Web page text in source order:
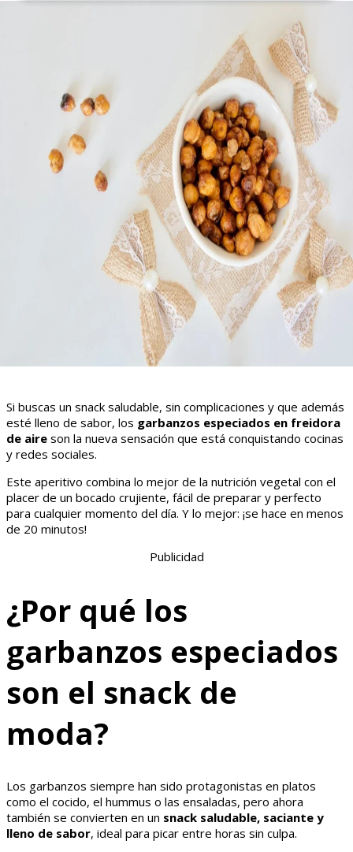
Si buscas un snack saludable, sin complicaciones y que además
esté lleno de sabor, los garbanzos especiados en freidora
de aire son la nueva sensación que está conquistando cocinas
y redes sociales.
Este aperitivo combina lo mejor de la nutrición vegetal con el
placer de un bocado crujiente, fácil de preparar y perfecto
para cualquier momento del día. Y lo mejor: ¡se hace en menos
de 20 minutos!
Publicidad
¿Por qué los
garbanzos especiados
son el snack de
moda?
Los garbanzos siempre han sido protagonistas en platos
como el cocido, el hummus o las ensaladas, pero ahora
también se convierten en un snack saludable, saciante y
lleno de sabor, ideal para picar entre horas sin culpa.